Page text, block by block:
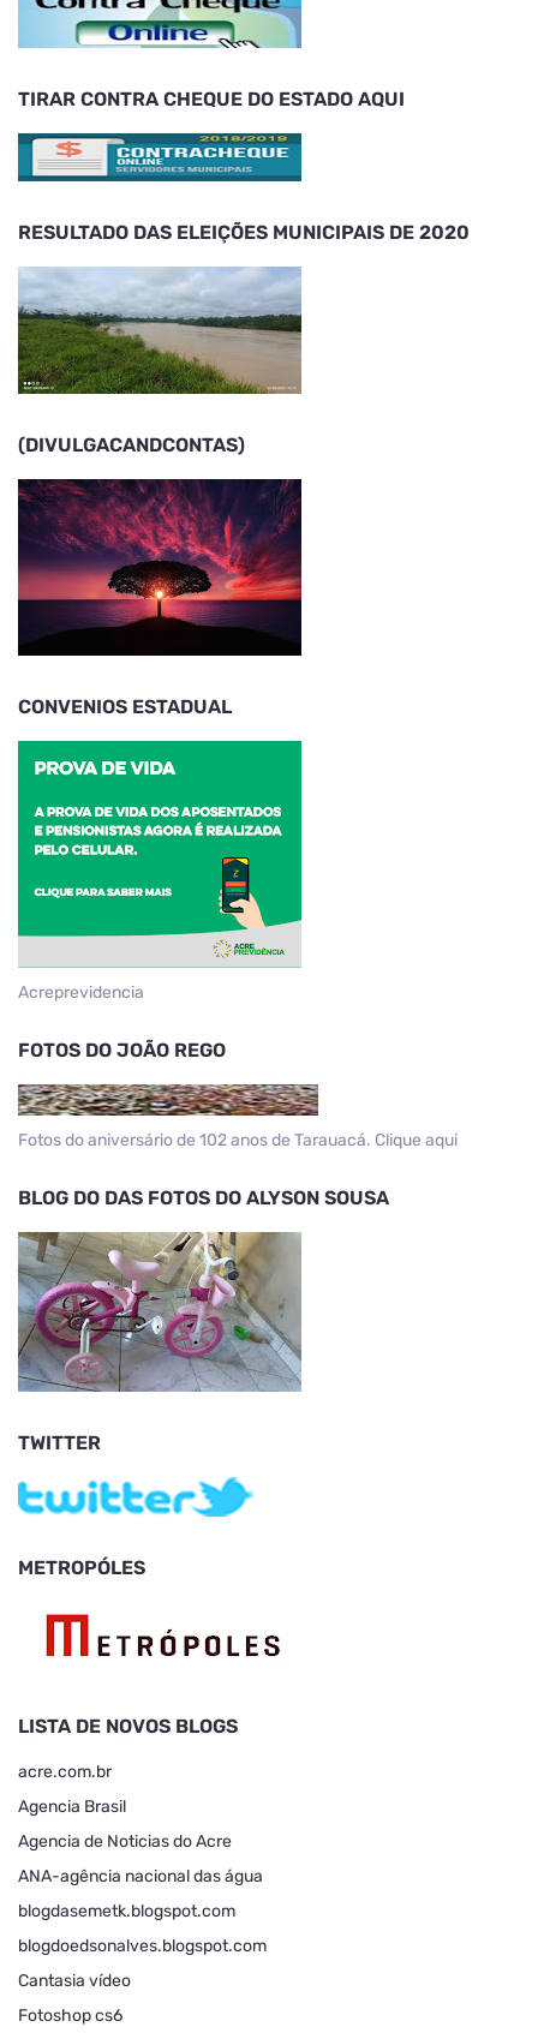
TIRAR CONTRA CHEQUE DO ESTADO AQUI
RESULTADO DAS ELEIÇÕES MUNICIPAIS DE 2020
(DIVULGACANDCONTAS)
CONVENIOS ESTADUAL
Acreprevidencia
FOTOS DO JOÃO REGO
Fotos do aniversário de 102 anos de Tarauacá. Clique aqui
BLOG DO DAS FOTOS DO ALYSON SOUSA
TWITTER
METROPÓLES
LISTA DE NOVOS BLOGS
acre.com.br
Agencia Brasil
Agencia de Noticias do Acre
ANA-agência nacional das água
blogdasemetk.blogspot.com
blogdoedsonalves.blogspot.com
Cantasia vídeo
Fotoshop cs6